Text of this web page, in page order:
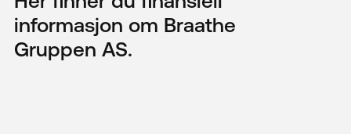
informasjon om Braathe
Gruppen AS.